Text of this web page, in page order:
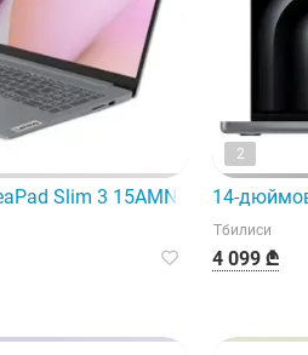
Slim 3 15AMN8/
2
14-
Тбилиси
4 099 ₾